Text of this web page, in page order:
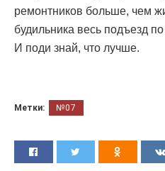
ремонтников больше, чем
будильника весь подъезд
И поди знай, что лучше.
Метки: №07